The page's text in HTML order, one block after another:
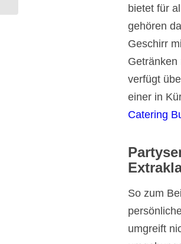
bietet für
gehören
Geschirr
Getränken
verfügt
einer in
Catering
So zum
umgreift